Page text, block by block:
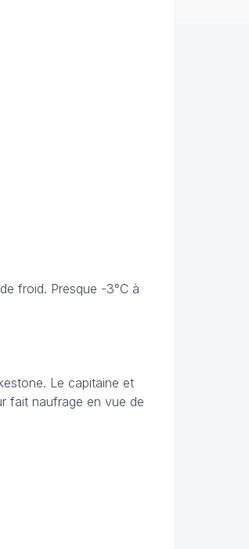
froid. Presque -3°C à
Le capitaine et
fait naufrage en vue de